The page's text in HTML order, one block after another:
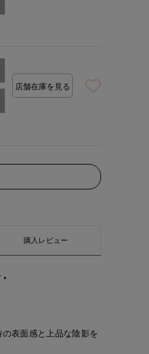
店舗在庫を見る
購入レビュー
表面感と上品な陰影を